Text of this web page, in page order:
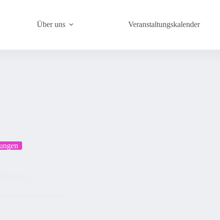
Über uns Veranstaltungskalender